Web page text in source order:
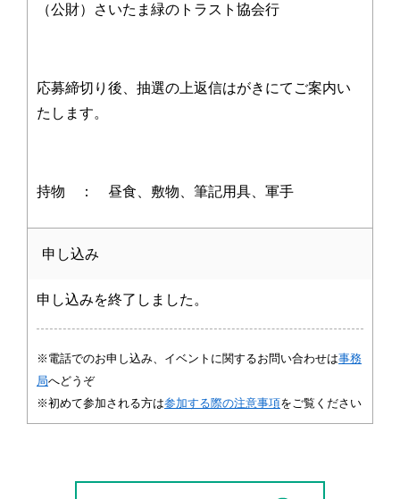
（公財）さいたま緑のトラスト協会行
応募締切り後、抽選の上返信はがきにてご案内い
たします。
持物 ： 昼食、敷物、筆記用具、軍手
申し込み
申し込みを終了しました。
※電話でのお申し込み、イベントに関するお問い合わせは事務
局へどうぞ
※初めて参加される方は参加する際の注意事項をご覧ください